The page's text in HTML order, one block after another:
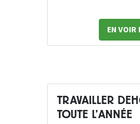
EN VOIR
TRAVAILLER
TOUTE L’ANNÉE